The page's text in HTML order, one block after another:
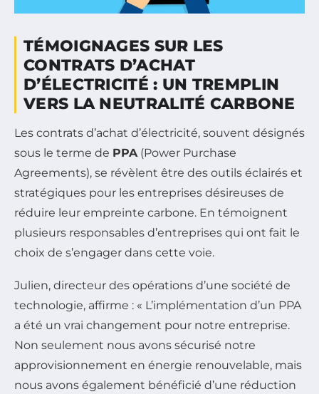
TÉMOIGNAGES SUR LES
CONTRATS D’ACHAT
D’ÉLECTRICITÉ : UN TREMPLIN
VERS LA NEUTRALITÉ CARBONE
Les contrats d’achat d’électricité, souvent désignés
sous le terme de PPA (Power Purchase
Agreements), se révèlent être des outils éclairés et
stratégiques pour les entreprises désireuses de
réduire leur empreinte carbone. En témoignent
plusieurs responsables d’entreprises qui ont fait le
choix de s’engager dans cette voie.
Julien, directeur des opérations d’une société de
technologie, affirme : « L’implémentation d’un PPA
a été un vrai changement pour notre entreprise.
Non seulement nous avons sécurisé notre
approvisionnement en énergie renouvelable, mais
nous avons également bénéficié d’une réduction